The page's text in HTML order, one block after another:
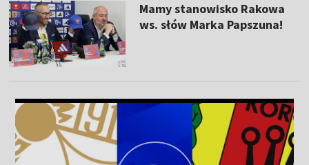
Mamy stanowisko Rakowa
ws. słów Marka Papszuna!